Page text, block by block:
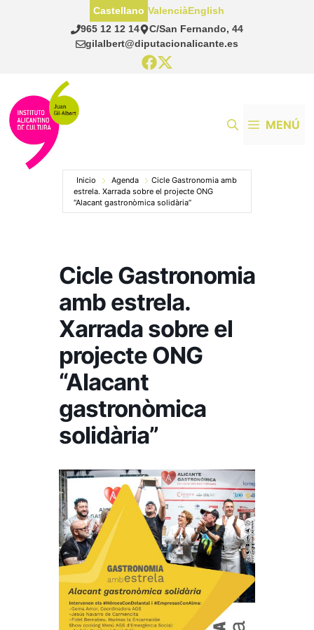
965 12 12 14
C/San Fernando, 44
gilalbert@diputacionalicante.es
Castellano ValenciàEnglish
MENÚ
Inicio Agenda
Cicle Gastronomia amb
estrela. Xarrada sobre el projecte ONG
“Alacant gastronòmica solidària”
Cicle Gastronomia
amb estrela.
Xarrada sobre el
projecte ONG
“Alacant
gastronòmica
solidària”